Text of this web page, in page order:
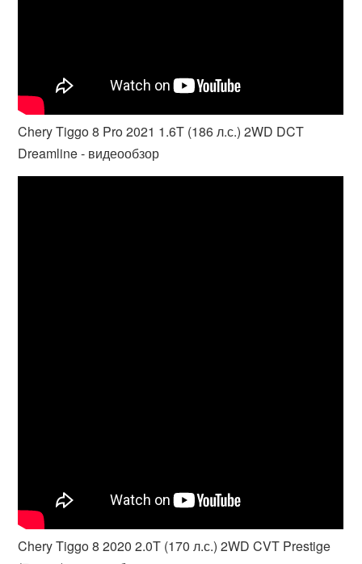
Chery Tiggo 8 Pro 2021 1.6T (186 л.с.) 2WD DCT
Dreamline - видеообзор
Chery Tiggo 8 2020 2.0T (170 л.с.) 2WD CVT Prestige